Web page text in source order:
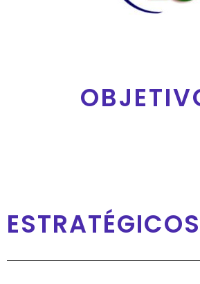
ESTRATÉGICOS